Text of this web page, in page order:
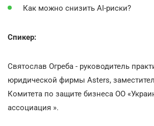
Как можно снизить AI-риски?
Спикер:
Святослав Огреба - руководитель
юридической фирмы Asters,
Комитета по защите бизнеса ОО
ассоциация ».